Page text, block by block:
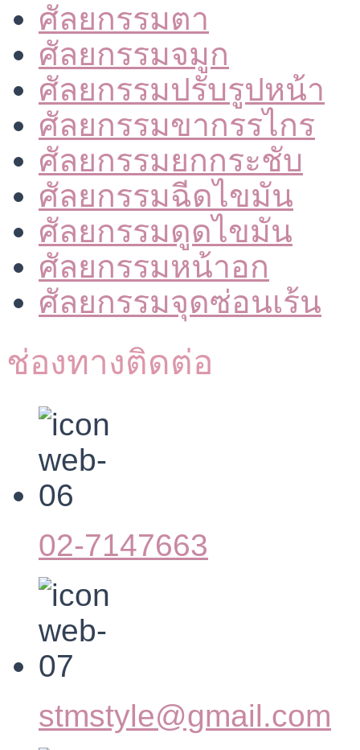
ศัลยกรรมตา
ศัลยกรรมจมูก
ศัลยกรรมปรับรูปหน้า
ศัลยกรรมขากรรไกร
ศัลยกรรมยกกระชับ
ศัลยกรรมฉีดไขมัน
ศัลยกรรมดูดไขมัน
ศัลยกรรมหน้าอก
ศัลยกรรมจุดซ่อนเร้น
ช่องทางติดต่อ
02-7147663
stmstyle@gmail.com